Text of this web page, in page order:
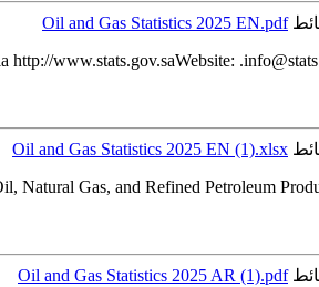
www.stats.gov.saWebsite:
Gas, and Refined Petroleum